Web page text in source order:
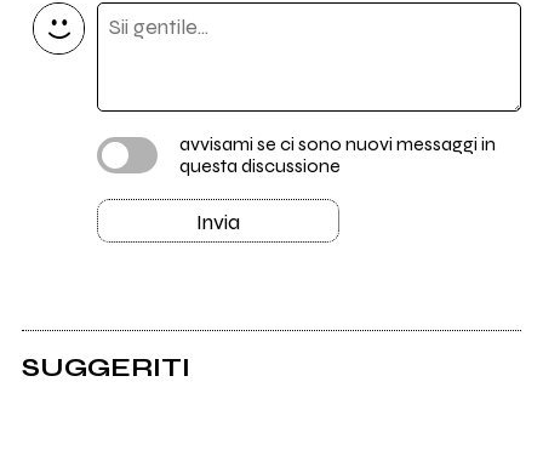
avvisami se ci sono nuovi messaggi in
questa discussione
Invia
SUGGERITI